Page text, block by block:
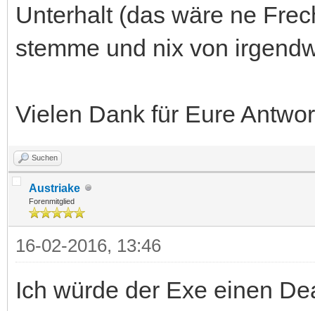
Unterhalt (das wäre ne
stemme und nix von
Vielen Dank für Eure
Suchen
Austriake
Forenmitglied
16-02-2016, 13:46
Ich würde der Exe einen